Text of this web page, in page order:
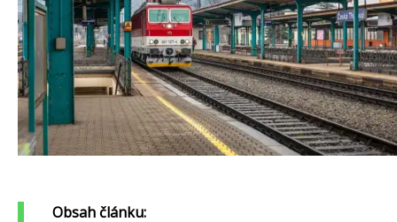
Obsah článku: